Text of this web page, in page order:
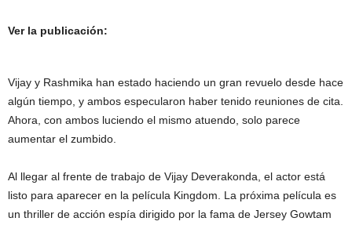
Ver la publicación:
Vijay y Rashmika han estado haciendo un gran revuelo desde hace
algún tiempo, y ambos especularon haber tenido reuniones de cita.
Ahora, con ambos luciendo el mismo atuendo, solo parece
aumentar el zumbido.
Al llegar al frente de trabajo de Vijay Deverakonda, el actor está
listo para aparecer en la película Kingdom. La próxima película es
un thriller de acción espía dirigido por la fama de Jersey Gowtam